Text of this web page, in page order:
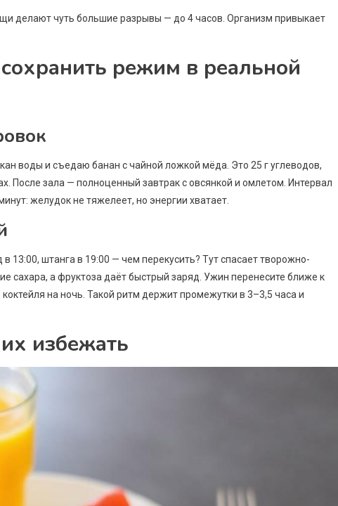
делают чуть большие разрывы — до 4 часов. Организм привыкает
режим в реальной
воды и съедаю банан с чайной ложкой мёда. Это 25 г углеводов,
После зала — полноценный завтрак с овсянкой и омлетом. Интервал
желудок не тяжелеет, но энергии хватает.
13:00, штанга в 19:00 — чем перекусить? Тут спасает творожно-
сахара, а фруктоза даёт быстрый заряд. Ужин перенесите ближе к
на ночь. Такой ритм держит промежутки в 3–3,5 часа и
избежать